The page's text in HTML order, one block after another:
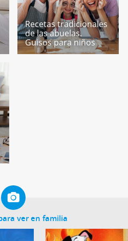
Recetas tradicionales
de las abuelas.
Guisos para niños
ver en familia